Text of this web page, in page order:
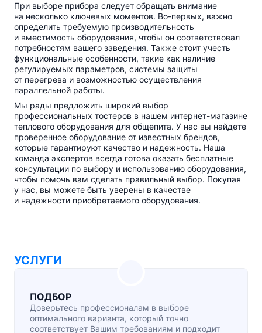
При выборе прибора следует обращать внимание
на несколько ключевых моментов. Во-первых, важно
определить требуемую производительность
и вместимость оборудования, чтобы он соответствовал
потребностям вашего заведения. Также стоит учесть
функциональные особенности, такие как наличие
регулируемых параметров, системы защиты
от перегрева и возможностью осуществления
параллельной работы.
Мы рады предложить широкий выбор
профессиональных тостеров в нашем интернет-магазине
теплового оборудования для общепита. У нас вы найдете
проверенное оборудование от известных брендов,
которые гарантируют качество и надежность. Наша
команда экспертов всегда готова оказать бесплатные
консультации по выбору и использованию оборудования,
чтобы помочь вам сделать правильный выбор. Покупая
у нас, вы можете быть уверены в качестве
и надежности приобретаемого оборудования.
УСЛУГИ
ПОДБОР
Доверьтесь профессионалам в выборе
оптимального варианта, который точно
соответствует Вашим требованиям и подходит